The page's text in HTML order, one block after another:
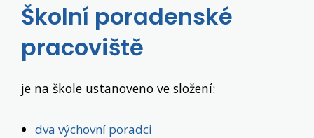
Školní poradenské
pracoviště
je na škole ustanoveno ve složení:
dva výchovní poradci